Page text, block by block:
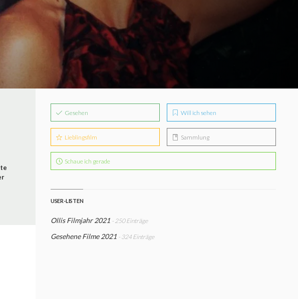
Gesehen Will ich sehen
Lieblingsfilm Sammlung
Schaue ich gerade
USER-LISTEN
Ollis Filmjahr 2021 - 250 Einträge
Gesehene Filme 2021 - 324 Einträge